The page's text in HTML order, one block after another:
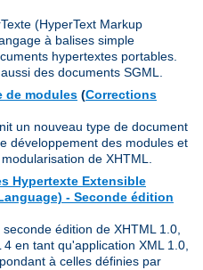
(HyperText Markup
à balises simple
hypertextes portables.
des documents SGML.
de modules (Corrections
un nouveau type de document
développement des modules et
de XHTML.
Hypertexte Extensible
- Seconde édition
édition de XHTML 1.0,
en tant qu'application XML 1.0,
à celles définies par